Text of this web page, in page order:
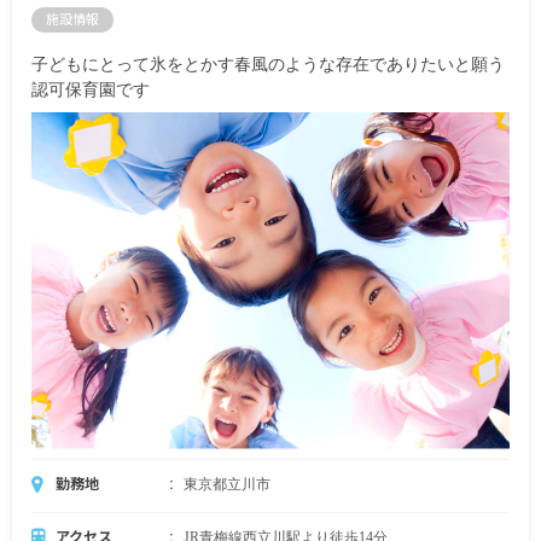
施設情報
子どもにとって氷をとかす春風のような存在でありたいと願う
認可保育園です
勤務地 東京都立川市
アクセス JR青梅線西立川駅より徒歩14分